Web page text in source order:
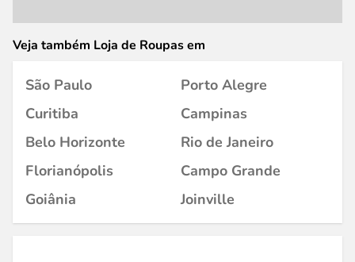
Veja também Loja de Roupas em
São Paulo
Porto Alegre
Curitiba
Campinas
Belo Horizonte
Rio de Janeiro
Florianópolis
Campo Grande
Goiânia
Joinville